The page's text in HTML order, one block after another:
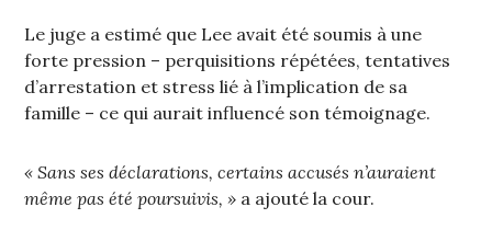
Le juge a estimé que Lee avait été soumis à une
forte pression – perquisitions répétées, tentatives
d’arrestation et stress lié à l’implication de sa
famille – ce qui aurait influencé son témoignage.
« Sans ses déclarations, certains accusés n’auraient
même pas été poursuivis, » a ajouté la cour.